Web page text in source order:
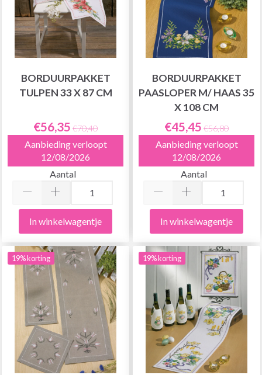
BORDUURPAKKET
TULPEN 33 X 87 CM
€56,35 €70,40
Aanbieding verloopt
12/08/2026
Aantal
In winkelwagentje
BORDUURPAKKET
PAASLOPER M/ HAAS 35
X 108 CM
€45,45 €56,80
Aanbieding verloopt
12/08/2026
Aantal
In winkelwagentje
19% korting 19% korting